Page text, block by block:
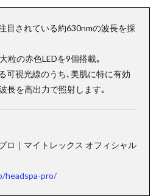
目されている約630nmの波長を採
粒の赤色LEDを9個搭載｡
可視光線のうち､美肌に特に有効
長を高出力で照射します｡
ロ｜マイトレックス オフィシャル
headspa-pro/